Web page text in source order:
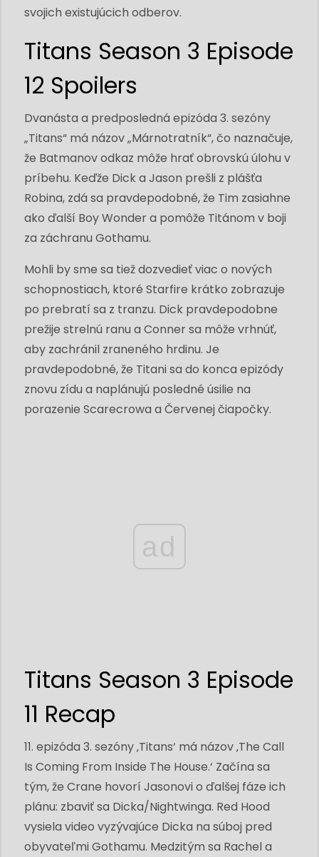
svojich existujúcich odberov.
Titans Season 3 Episode
12 Spoilers
Dvanásta a predposledná epizóda 3. sezóny
„Titans“ má názov „Márnotratník“, čo naznačuje,
že Batmanov odkaz môže hrať obrovskú úlohu v
príbehu. Keďže Dick a Jason prešli z plášťa
Robina, zdá sa pravdepodobné, že Tim zasiahne
ako ďalší Boy Wonder a pomôže Titánom v boji
za záchranu Gothamu.
Mohli by sme sa tiež dozvedieť viac o nových
schopnostiach, ktoré Starfire krátko zobrazuje
po prebratí sa z tranzu. Dick pravdepodobne
prežije strelnú ranu a Conner sa môže vrhnúť,
aby zachránil zraneného hrdinu. Je
pravdepodobné, že Titani sa do konca epizódy
znovu zídu a naplánujú posledné úsilie na
porazenie Scarecrowa a Červenej čiapočky.
ad
Titans Season 3 Episode
11 Recap
11. epizóda 3. sezóny ‚Titans‘ má názov ‚The Call
Is Coming From Inside The House.‘ Začína sa
tým, že Crane hovorí Jasonovi o ďalšej fáze ich
plánu: zbaviť sa Dicka/Nightwinga. Red Hood
vysiela video vyzývajúce Dicka na súboj pred
obyvateľmi Gothamu. Medzitým sa Rachel a